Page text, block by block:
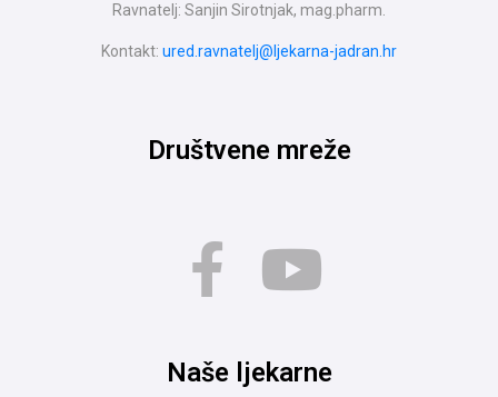
Ravnatelj: Sanjin Sirotnjak, mag.pharm.
Kontakt: ured.ravnatelj@ljekarna-jadran.hr
Društvene mreže
Naše ljekarne